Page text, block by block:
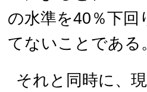
の水準を40％下回
てないことである
それと同時に、